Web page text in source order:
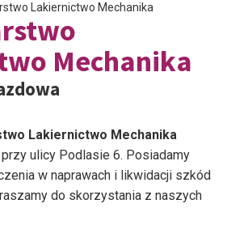
Lakiernictwo Mechanika
Mechanika
Lakiernictwo Mechanika
ulicy Podlasie 6. Posiadamy
w naprawach i likwidacji szkód
do skorzystania z naszych